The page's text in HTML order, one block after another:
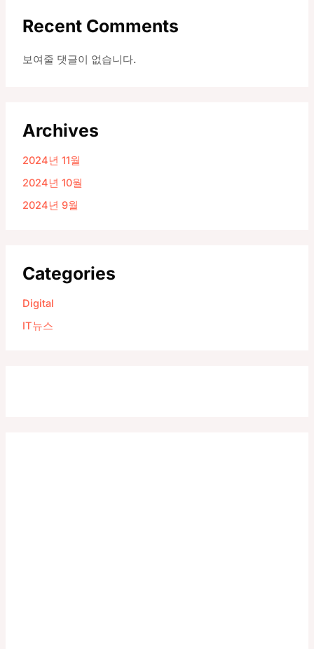
Recent Comments
보여줄 댓글이 없습니다.
Archives
2024년 11월
2024년 10월
2024년 9월
Categories
Digital
IT뉴스